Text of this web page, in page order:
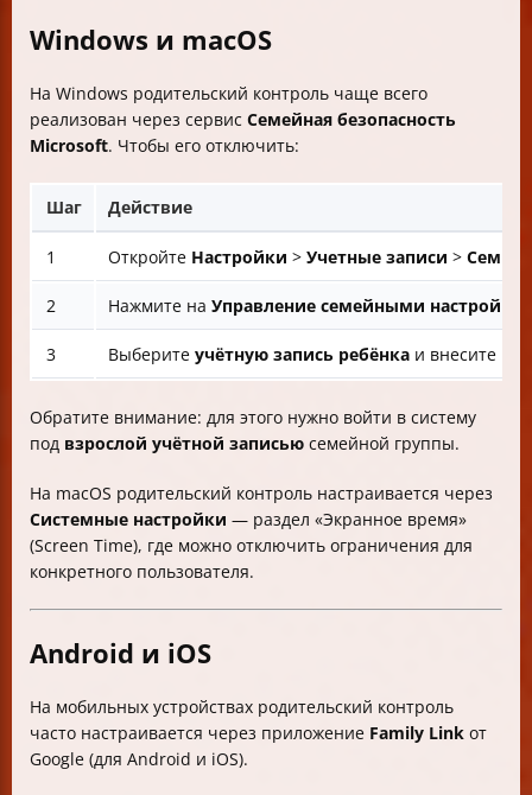
Windows и macOS
На Windows родительский контроль чаще всего
реализован через сервис Семейная безопасность
Microsoft. Чтобы его отключить:
Шаг Действие
1 Откройте Настройки > Учетные записи > Семьи
2 Нажмите на Управление семейными
3 Выберите учётную запись ребёнка и внесите
Обратите внимание: для этого нужно войти в систему
под взрослой учётной записью семейной группы.
На macOS родительский контроль настраивается через
Системные настройки — раздел «Экранное время»
(Screen Time), где можно отключить ограничения для
конкретного пользователя.
Android и iOS
На мобильных устройствах родительский контроль
часто настраивается через приложение Family Link от
Google (для Android и iOS).